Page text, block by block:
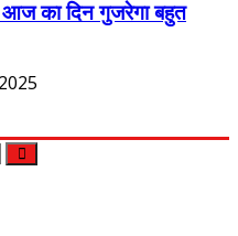
का दिन गुजरेगा बहुत